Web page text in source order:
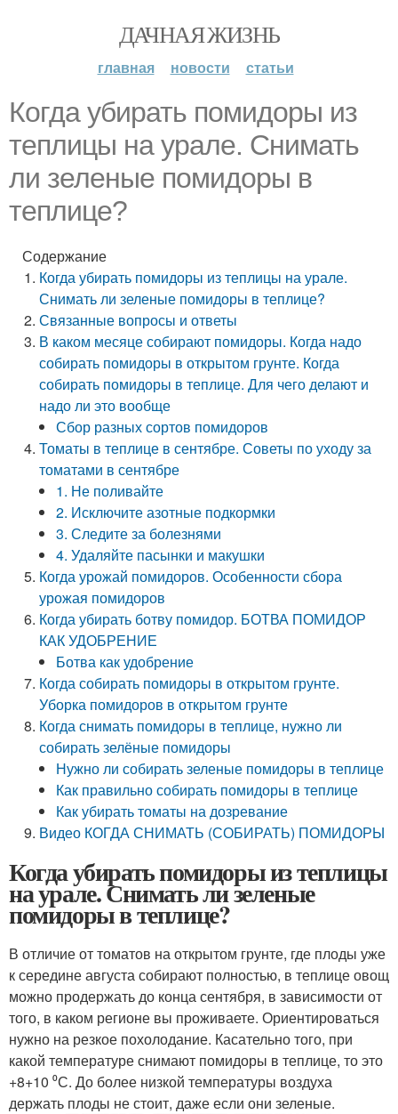
ДАЧНАЯ ЖИЗНЬ
главная новости статьи
Когда убирать помидоры из
теплицы на урале. Снимать
ли зеленые помидоры в
теплице?
Содержание
Когда убирать помидоры из теплицы на урале.
Снимать ли зеленые помидоры в теплице?
Связанные вопросы и ответы
В каком месяце собирают помидоры. Когда надо
собирать помидоры в открытом грунте. Когда
собирать помидоры в теплице. Для чего делают и
надо ли это вообще
Сбор разных сортов помидоров
Томаты в теплице в сентябре. Советы по уходу за
томатами в сентябре
1. Не поливайте
2. Исключите азотные подкормки
3. Следите за болезнями
4. Удаляйте пасынки и макушки
Когда урожай помидоров. Особенности сбора
урожая помидоров
Когда убирать ботву помидор. БОТВА ПОМИДОР
КАК УДОБРЕНИЕ
Ботва как удобрение
Когда собирать помидоры в открытом грунте.
Уборка помидоров в открытом грунте
Когда снимать помидоры в теплице, нужно ли
собирать зелёные помидоры
Нужно ли собирать зеленые помидоры в теплице
Как правильно собирать помидоры в теплице
Как убирать томаты на дозревание
Видео КОГДА СНИМАТЬ (СОБИРАТЬ) ПОМИДОРЫ
Когда убирать помидоры из теплицы
на урале. Снимать ли зеленые
помидоры в теплице?
В отличие от томатов на открытом грунте, где плоды уже
к середине августа собирают полностью, в теплице овощ
можно продержать до конца сентября, в зависимости от
того, в каком регионе вы проживаете. Ориентироваться
нужно на резкое похолодание. Касательно того, при
какой температуре снимают помидоры в теплице, то это
+8+10 ⁰С. До более низкой температуры воздуха
держать плоды не стоит, даже если они зеленые.